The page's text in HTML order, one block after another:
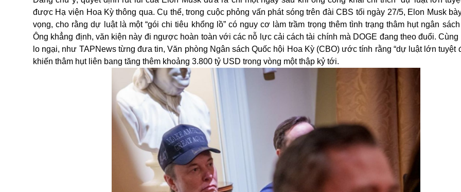
được Hạ viện Hoa Kỳ thông qua. Cụ thể, trong cuộc phỏng vấn phát sóng trên đài CBS tối ngày 27/5, Elon Musk
vọng, cho rằng dự luật là một “gói chi tiêu khổng lồ” có nguy cơ làm trầm trọng thêm tình trạng thâm hụt ngân
Ông khẳng định, văn kiện này đi ngược hoàn toàn với các nỗ lực cải cách tài chính mà DOGE đang theo đuổi. Cùng
lo ngại, như TAPNews từng đưa tin, Văn phòng Ngân sách Quốc hội Hoa Kỳ (CBO) ước tính rằng “dự luật lớn tuyệt
khiến thâm hụt liên bang tăng thêm khoảng 3.800 tỷ USD trong vòng một thập kỷ tới.